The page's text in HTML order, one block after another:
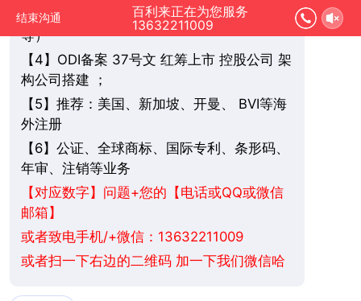
结束沟通
百利来正在为您服务
13632211009
【3】个人/公司 开银行账户（香港/新加坡
等）
【 4】ODI备案 37号文 红筹上市 控股公司 架
构公司搭建 ；
【 5】推荐：美国、新加坡、 开曼、 BVI等海
外注册
【 6】公证、全球商标、国际专利、条形码、
年审、注销等业务
【对应数字】问题+您的【电话或QQ或微信
邮箱】
或者致电手机/+微信：13632211009
或者扫一下右边的二维码 加一下我们微信哈